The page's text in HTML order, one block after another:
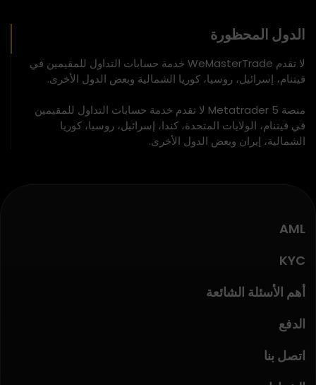
الدول المحظورة
لا تقدم WeMasterTrade خدمة حسابات التداول للمقيمين في
فيتنام، إسرائيل، روسيا، كوريا الشمالية وبعض الدول الأخرى.
منصة Metatrader 5 لا تقدم خدمة حسابات التداول للمقيمين
في فيتنام، الولايات المتحدة، كندا، إسرائيل، روسيا، كوريا
الشمالية، إيران وبعض الدول الأخرى.
AML
KYC
أهم الأسئلة الشائعة
الدفع
اتصل بنا